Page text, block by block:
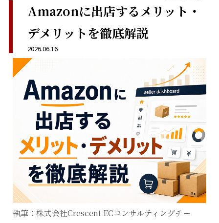
Amazonに出店するメリット・
デメリットを徹底解説
2026.06.16
執筆：株式会社Crescent ECコンサルティングチー